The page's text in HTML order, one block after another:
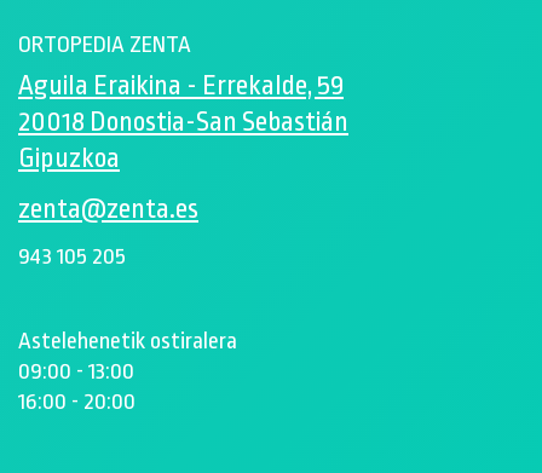
ORTOPEDIA ZENTA
Aguila Eraikina - Errekalde, 59
20018 Donostia-San Sebastián
Gipuzkoa
zenta@zenta.es
943 105 205
Astelehenetik ostiralera
09:00 - 13:00
16:00 - 20:00